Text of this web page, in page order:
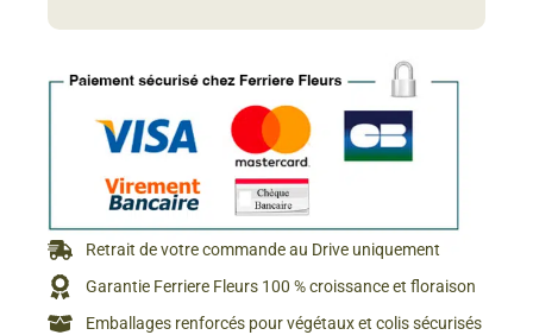
Retrait de votre commande au Drive uniquement
Garantie Ferriere Fleurs 100 % croissance et floraison
Emballages renforcés pour végétaux et colis sécurisés